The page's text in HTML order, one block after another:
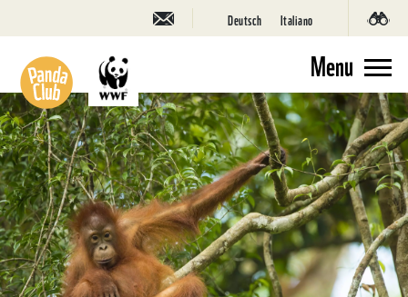
Deutsch Italiano
Menu